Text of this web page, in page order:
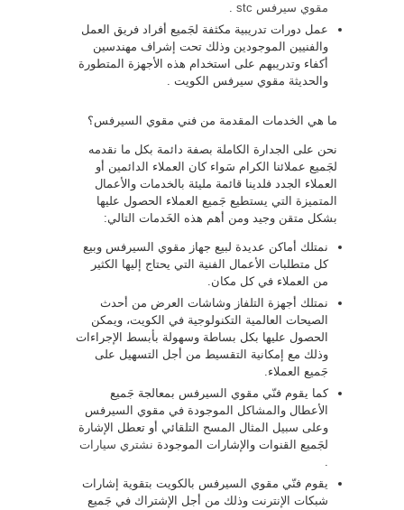
مقوي سيرفس stc
.
عمل دورات تدريبية مكثفة لجَميع أفراد فريق العمل
والفنيين الموجودين وذلك تحت إشراف مهندسين
أكفاء وتدريبهم على استخدام هذه الأجهزة المتطورة
والحديثة مقوي سيرفس الكويت .
ما هي الخدمات المقدمة من فني مقوي السيرفس؟
نحن على الجدارة الكاملة بصفة دائمة بكل ما نقدمه
لجَميع عملائنا الكرام سَواء كان العملاء الدائمين أو
العملاء الجدد فلدينا قائمة مليئة بالخدمات والأعمال
المتميزة التي يستطيع جَميع العملاء الحصول عليها
بشكل متقن وجيد ومن أهم هذه الخَدمات التالي:
نمتلك أماكن عديدة لبيع جهاز مقوي السيرفس وبيع
كل متطلبات الأعمال الفنية التي يحتاج إليها الكثير
من العملاء في كل مكان.
نمتلك أجهزة التلفاز وشاشات العرض من أحدث
الصيحات العالمية التكنولوجية في الكويت، ويمكن
الحصول عليها بكل بساطة وسهولة بأبسط الإجراءات
وذلك مع إمكانية التقسيط من أجل التسهيل على
جَميع العملاء.
كما يقوم فنّي مقوي السيرفس بمعالجة جَميع
الأعطال والمشاكل الموجودة في مقوي السيرفس
وعلى سبيل المثال المسح التلقائي أو تعطل الإشارة
لجَميع القنوات والإشارات الموجودة نشتري سيارات
.
يقوم فنّي مقوي السيرفس بالكويت بتقوية إشارات
شبكات الإنترنت وذلك من أجل الإشتراك في جَميع